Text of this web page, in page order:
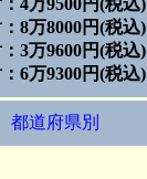
4万9500円(税込)
8万8000円(税込)
3万9600円(税込)
6万9300円(税込)
道府県別